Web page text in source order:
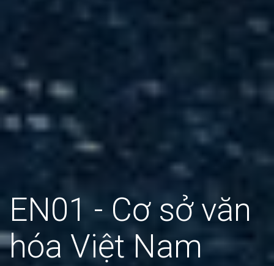
EN01 - Cơ sở văn
hóa Việt Nam